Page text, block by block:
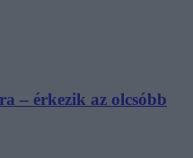
– érkezik az olcsóbb